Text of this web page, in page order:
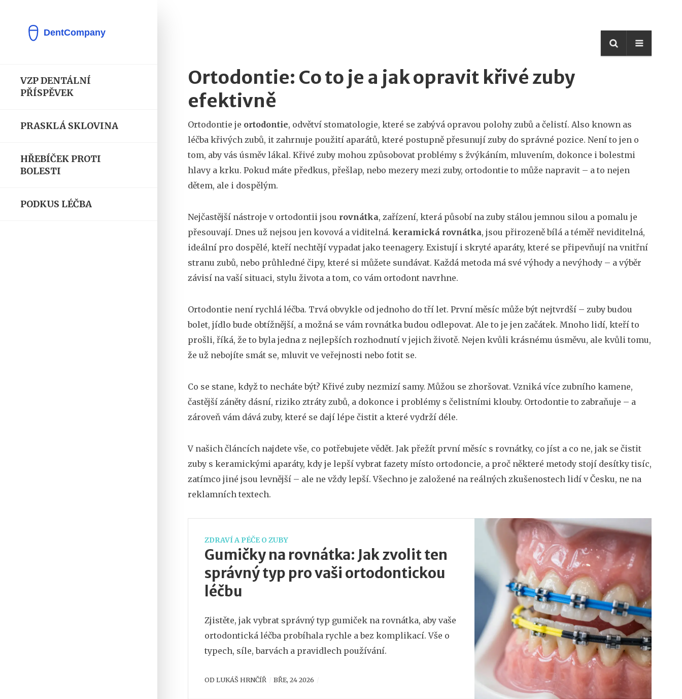
VZP DENTÁLNÍ
PŘÍSPĚVEK
PRASKLÁ SKLOVINA
HŘEBÍČEK PROTI
BOLESTI
PODKUS LÉČBA
Ortodontie: Co to je a jak opravit křivé zuby
efektivně
Ortodontie je ortodontie, odvětví stomatologie, které se zabývá opravou polohy zubů a čelistí. Also known as
léčba křivých zubů, it zahrnuje použití aparátů, které postupně přesunují zuby do správné pozice. Není to jen o
tom, aby vás úsměv lákal. Křivé zuby mohou způsobovat problémy s žvýkáním, mluvením, dokonce i bolestmi
hlavy a krku. Pokud máte předkus, přešlap, nebo mezery mezi zuby, ortodontie to může napravit – a to nejen
dětem, ale i dospělým.
Nejčastější nástroje v ortodontii jsou rovnátka, zařízení, která působí na zuby stálou jemnou silou a pomalu je
přesouvají. Dnes už nejsou jen kovová a viditelná. keramická rovnátka, jsou přirozeně bílá a téměř neviditelná,
ideální pro dospělé, kteří nechtějí vypadat jako teenagery. Existují i skryté aparáty, které se připevňují na vnitřní
stranu zubů, nebo průhledné čipy, které si můžete sundávat. Každá metoda má své výhody a nevýhody – a výběr
závisí na vaší situaci, stylu života a tom, co vám ortodont navrhne.
Ortodontie není rychlá léčba. Trvá obvykle od jednoho do tří let. První měsíc může být nejtvrdší – zuby budou
bolet, jídlo bude obtížnější, a možná se vám rovnátka budou odlepovat. Ale to je jen začátek. Mnoho lidí, kteří to
prošli, říká, že to byla jedna z nejlepších rozhodnutí v jejich životě. Nejen kvůli krásnému úsměvu, ale kvůli tomu,
že už nebojíte smát se, mluvit ve veřejnosti nebo fotit se.
Co se stane, když to necháte být? Křivé zuby nezmizí samy. Můžou se zhoršovat. Vzniká více zubního kamene,
častější záněty dásní, riziko ztráty zubů, a dokonce i problémy s čelistními klouby. Ortodontie to zabraňuje – a
zároveň vám dává zuby, které se dají lépe čistit a které vydrží déle.
V našich článcích najdete vše, co potřebujete vědět. Jak přežít první měsíc s rovnátky, co jíst a co ne, jak se čistit
zuby s keramickými aparáty, kdy je lepší vybrat fazety místo ortodoncie, a proč některé metody stojí desítky tisíc,
zatímco jiné jsou levnější – ale ne vždy lepší. Všechno je založené na reálných zkušenostech lidí v Česku, ne na
reklamních textech.
ZDRAVÍ A PÉČE O ZUBY
Gumičky na rovnátka: Jak zvolit ten
správný typ pro vaši ortodontickou
léčbu
Zjistěte, jak vybrat správný typ gumiček na rovnátka, aby vaše
ortodontická léčba probíhala rychle a bez komplikací. Vše o
typech, síle, barvách a pravidlech používání.
OD LUKÁŠ HRNČÍŘ BŘE, 24 2026